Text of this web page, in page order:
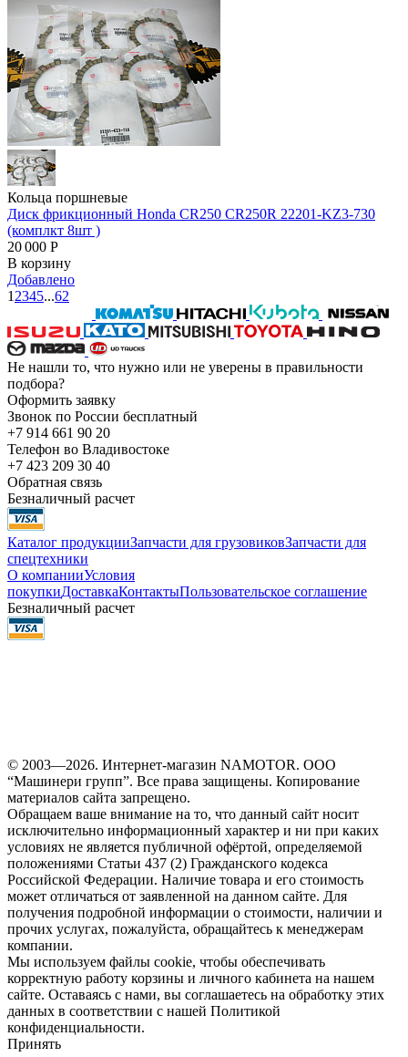
Кольца поршневые
Диск фрикционный Honda CR250 CR250R 22201-KZ3-730
(комплкт 8шт )
20 000 Р
В корзину
Добавлено
1 2345...62
Не нашли то, что нужно или не уверены в правильности
подбора?
Оформить заявку
Звонок по России бесплатный
+7 914 661 90 20
Телефон во Владивостоке
+7 423 209 30 40
Обратная связь
Безналичный расчет
Каталог продукцииЗапчасти для грузовиковЗапчасти для
спецтехники
О компанииУсловия
покупкиДоставкаКонтактыПользовательское соглашение
Безналичный расчет
© 2003—2026. Интернет-магазин NAMOTOR. ООО
“Машинери групп”. Все права защищены. Копирование
материалов сайта запрещено.
Обращаем ваше внимание на то, что данный сайт носит
исключительно информационный характер и ни при каких
условиях не является публичной офёртой, определяемой
положениями Статьи 437 (2) Гражданского кодекса
Российской Федерации. Наличие товара и его стоимость
может отличаться от заявленной на данном сайте. Для
получения подробной информации о стоимости, наличии и
прочих услугах, пожалуйста, обращайтесь к менеджерам
компании.
Мы используем файлы cookie, чтобы обеспечивать
корректную работу корзины и личного кабинета на нашем
сайте. Оставаясь с нами, вы соглашаетесь на обработку этих
данных в соответствии с нашей Политикой
конфиденциальности.
Принять